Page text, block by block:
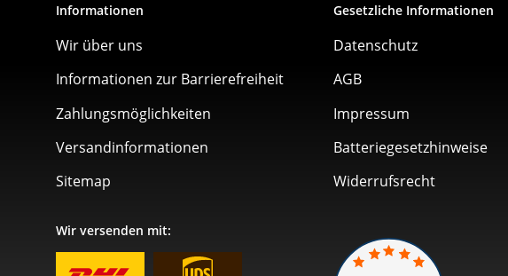
Informationen
Wir über uns
Informationen zur Barrierefreiheit
Zahlungsmöglichkeiten
Versandinformationen
Sitemap
Gesetzliche Informationen
Datenschutz
AGB
Impressum
Batteriegesetzhinweise
Widerrufsrecht
Wir versenden mit: